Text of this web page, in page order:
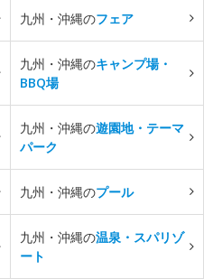
九州・沖縄のフェア
九州・沖縄のキャンプ場・
BBQ場
九州・沖縄の遊園地・テーマ
パーク
九州・沖縄のプール
九州・沖縄の温泉・スパリゾ
ート